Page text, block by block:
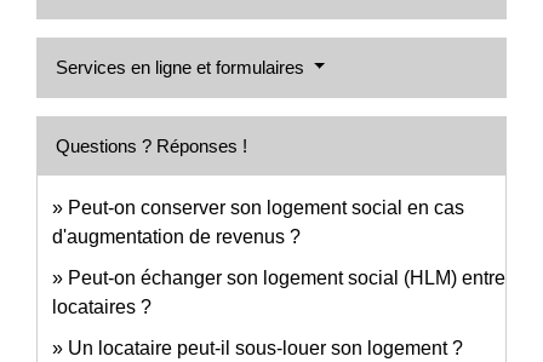
Services en ligne et formulaires
Questions ? Réponses !
Peut-on conserver son logement social en cas
d'augmentation de revenus ?
Peut-on échanger son logement social (HLM) entre
locataires ?
Un locataire peut-il sous-louer son logement ?